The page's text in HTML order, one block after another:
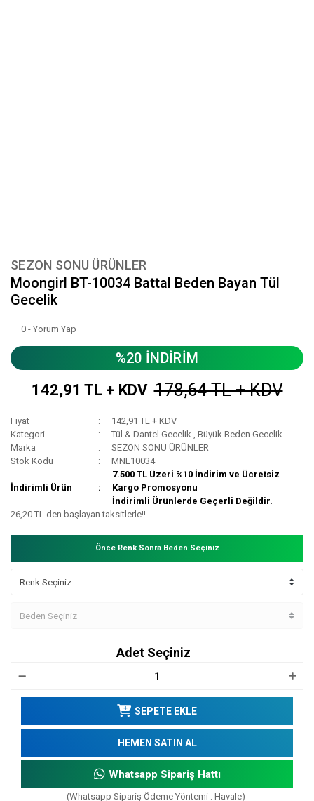
SEZON SONU ÜRÜNLER
Moongirl BT-10034 Battal Beden Bayan Tül
Gecelik
0 - Yorum Yap
%20 İNDİRİM
142,91 TL + KDV 178,64 TL + KDV
Fiyat
142,91 TL + KDV
Kategori
Tül & Dantel Gecelik ,Büyük Beden Gecelik
Marka
SEZON SONU ÜRÜNLER
Stok Kodu
MNL10034
İndirimli Ürün
7.500 TL Üzeri %10 İndirim ve Ücretsiz
Kargo Promosyonu
İndirimli Ürünlerde Geçerli Değildir.
26,20 TL den başlayan taksitlerle!!
Önce Renk Sonra Beden Seçiniz
Adet Seçiniz
SEPETE EKLE
HEMEN SATIN AL
Whatsapp Sipariş Hattı
(Whatsapp Sipariş Ödeme Yöntemi : Havale)